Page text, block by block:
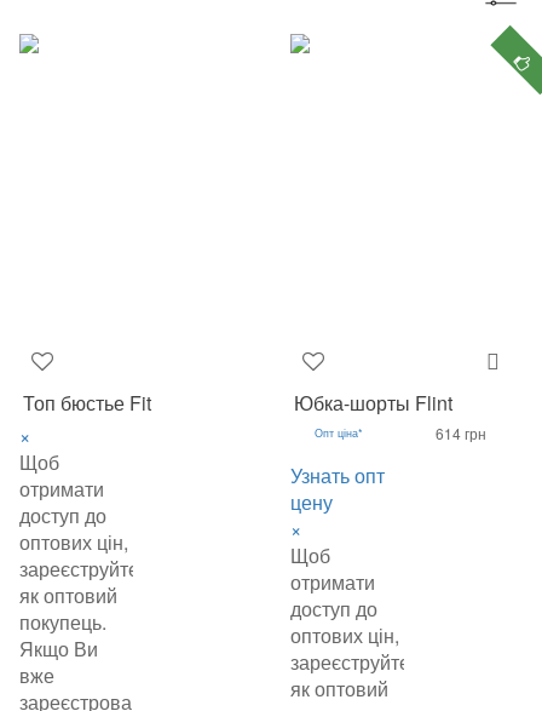
Топ бюстье Fit
×
Щоб
отримати
доступ до
оптових цін,
зареєструйтеся
як оптовий
покупець.
Якщо Ви
вже
зареєстровані
Юбка-шорты Flint
Опт ціна*
Узнать опт
цену
×
Щоб
отримати
доступ до
оптових цін,
зареєструйтеся
як оптовий
614 грн